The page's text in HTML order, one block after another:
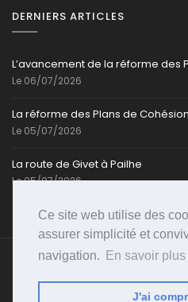
Ce site web utilise des
assurer simplicité et
navigation.
En savoir plus
J'ai
DERNIERS ARTICLES
L’avancement de la réforme des
Le 06/07/2026
La réforme des Plans de
Le 05/07/2026
La route de Givet à Pailhe
Le 05/07/2026
Caroline-Cassart.be @
totale est strictement